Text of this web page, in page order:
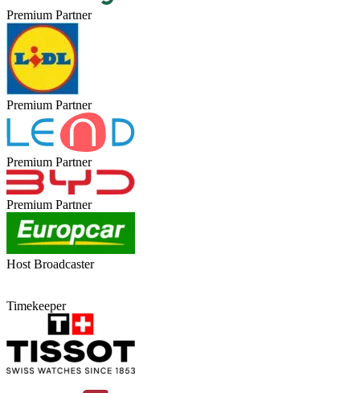
Premium Partner
Premium Partner
Premium Partner
Premium Partner
Host Broadcaster
Timekeeper